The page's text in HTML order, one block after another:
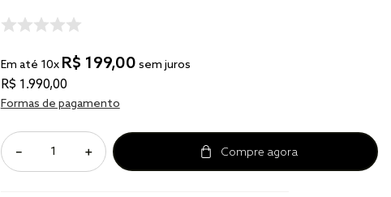
Em até 10x R$ 199,00 sem juros
R$ 1.990,00
Formas de pagamento
＋
－